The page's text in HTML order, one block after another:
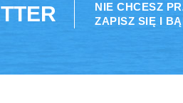
NIE CHCESZ
ZAPISZ SIĘ I